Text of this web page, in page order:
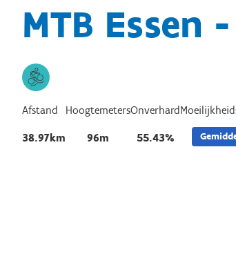
MTB Essen
Afstand
38.97km
Hoogtemeters
96m
Onverhard
55.43%